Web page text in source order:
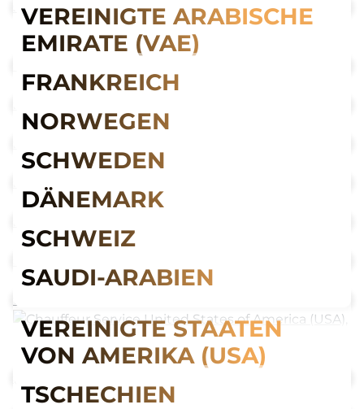
VEREINIGTE ARABISCHE
EMIRATE (VAE)
FRANKREICH
NORWEGEN
SCHWEDEN
DÄNEMARK
SCHWEIZ
SAUDI-ARABIEN
VEREINIGTE STAATEN
VON AMERIKA (USA)
TSCHECHIEN